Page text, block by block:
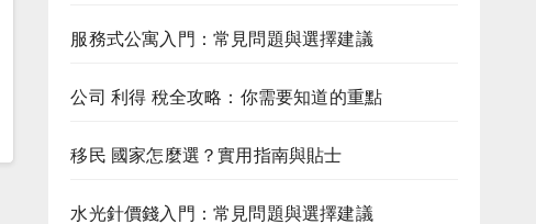
服務式公寓入門：常見問題與選擇建議
公司 利得 稅全攻略：你需要知道的重點
移民 國家怎麼選？實用指南與貼士
水光針價錢入門：常見問題與選擇建議